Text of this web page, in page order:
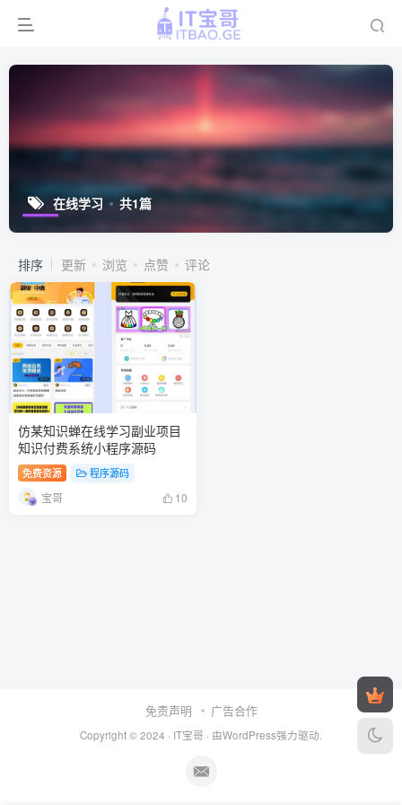
在线学习 共1篇
排序 更新 浏览 点赞 评论
仿某知识蝉在线学习副业项目
知识付费系统小程序源码
免费资源 程序源码
宝哥 10
免责声明 广告合作
Copyright © 2024 · IT宝哥 · 由WordPress强力驱动.